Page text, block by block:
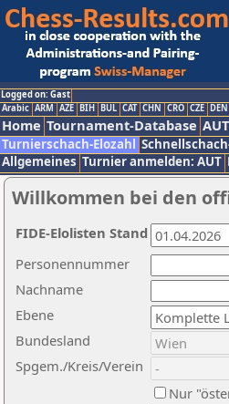
Logged on: Gast
Arabic ARM AZE BIH BUL CAT CHN CRO CZE DEN
Home Tournament-Database
Turnierschach-Elozahl
Allgemeines Turnier anmelden: AUT
Willkommen bei den
Nachname
Ebene
Personennummer
Bundesland
Spgem./Kreis/Verein
Nur
FIDE-Elolisten Stand